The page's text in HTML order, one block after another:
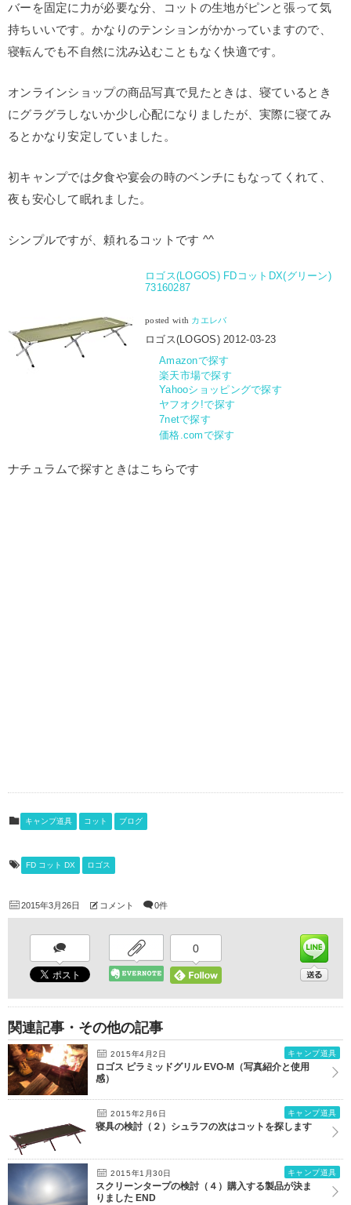
バーを固定に力が必要な分、コットの生地がピンと張って気
持ちいいです。かなりのテンションがかかっていますので、
寝転んでも不自然に沈み込むこともなく快適です。
オンラインショップの商品写真で見たときは、寝ているとき
にグラグラしないか少し心配になりましたが、実際に寝てみ
るとかなり安定していました。
初キャンプでは夕食や宴会の時のベンチにもなってくれて、
夜も安心して眠れました。
シンプルですが、頼れるコットです ^^
ロゴス(LOGOS) FDコットDX(グリーン)
73160287
posted with カエレバ
ロゴス(LOGOS) 2012-03-23
Amazonで探す
楽天市場で探す
Yahooショッピングで探す
ヤフオク!で探す
7netで探す
価格.comで探す
ナチュラムで探すときはこちらです
キャンプ道具 コット ブログ
FD コット DX ロゴス
2015年3月26日 コメント 0件
0
関連記事・その他の記事
2015年4月2日 キャンプ道具
ロゴス ピラミッドグリル EVO-M（写真紹介と使用
感）
2015年2月6日 キャンプ道具
寝具の検討（２）シュラフの次はコットを探します
2015年1月30日 キャンプ道具
スクリーンタープの検討（４）購入する製品が決ま
りました END